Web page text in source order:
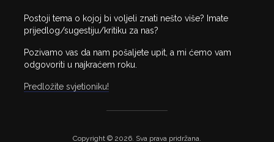
Postoji tema o kojoj bi voljeli znati nešto više? Imate
prijedlog/sugestiju/kritiku za nas?
Pozivamo vas da nam pošaljete upit, a mi ćemo vam
odgovoriti u najkraćem roku.
Predložite svjetioniku!
Copyright © 2026. Sva prava pridržana.